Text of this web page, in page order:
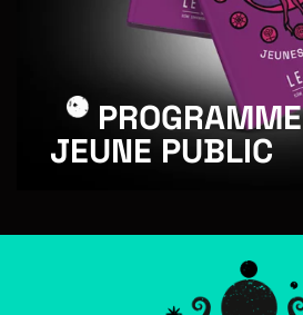
PROGRAMME
JEUNE PUBLIC